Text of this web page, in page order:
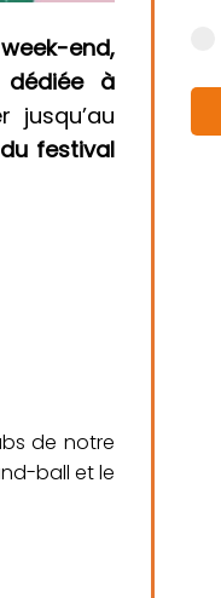
end,
à
festival
de notre
ball et le